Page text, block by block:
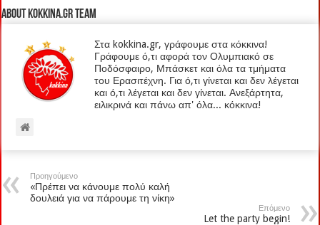
About kokkina.gr TEAM
Στα kokkina.gr, γράφουμε στα κόκκινα!
Γράφουμε ό,τι αφορά τον Ολυμπιακό σε
Ποδόσφαιρο, Μπάσκετ και όλα τα τμήματα
του Ερασιτέχνη. Για ό,τι γίνεται και δεν λέγεται
και ό,τι λέγεται και δεν γίνεται. Ανεξάρτητα,
ειλικρινά και πάνω απ' όλα... κόκκινα!
Προηγούμενο
«Πρέπει να κάνουμε πολύ καλή
δουλειά για να πάρουμε τη νίκη»
Επόμενο
Let the party begin!